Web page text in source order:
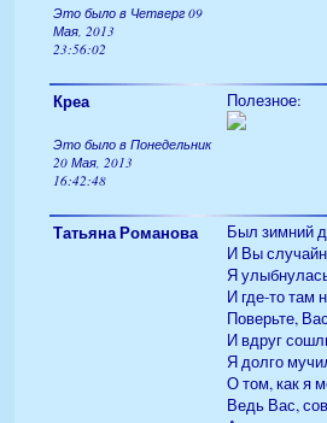
Это было в Четверг 09
Мая, 2013
23:56:02
Креа Полезное:
Это было в Понедельник
20 Мая, 2013
16:42:48
Татьяна Романова
Был зимний
И Вы
Я
И где-то там
Поверьте,
И вдруг
Я долго
О том, как я
Ведь Вас,